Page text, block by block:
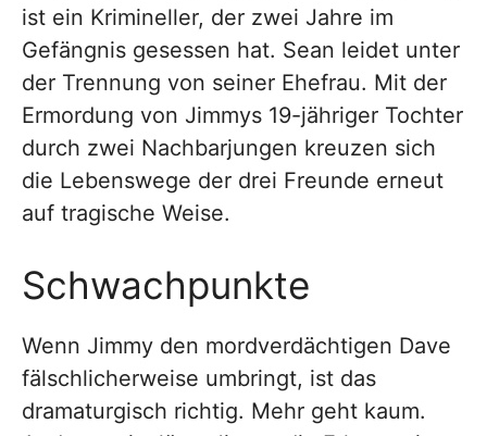
ist ein Krimineller, der zwei Jahre im
Gefängnis gesessen hat. Sean leidet unter
der Trennung von seiner Ehefrau. Mit der
Ermordung von Jimmys 19-jähriger Tochter
durch zwei Nachbarjungen kreuzen sich
die Lebenswege der drei Freunde erneut
auf tragische Weise.
Schwachpunkte
Wenn Jimmy den mordverdächtigen Dave
fälschlicherweise umbringt, ist das
dramaturgisch richtig. Mehr geht kaum.